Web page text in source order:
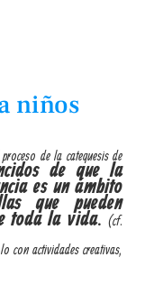
niños
de la catequesis de
de que la
es un ámbito
que pueden
toda la vida. (cf.
con actividades creativas,